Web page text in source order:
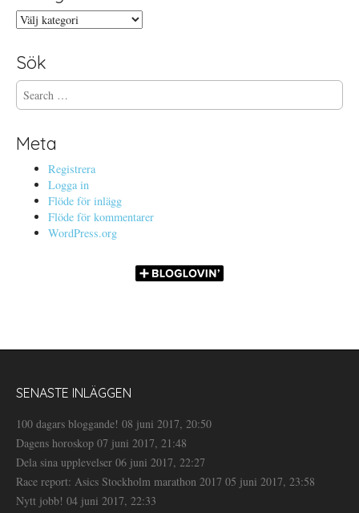
Kategorier
Sök
S
e
r
cMeta
Registrera
Logga in
Flöde för inlägg
Flöde för kommentarer
WordPress.org
SENASTE INLÄGGEN
100 dagars bloggande! 08 juni 2017, 20:50
Dagens horoskop 07 juni 2017, 21:48
Dela sina upplevelser 06 juni 2017, 22:27
Race report: Asics Stockholm marathon 2017 05 juni 2017, 23:58
Nytt jobb! 04 juni 2017, 22:33